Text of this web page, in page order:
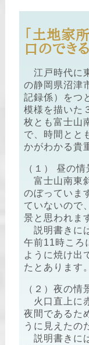
「土地家
口のでき
江戸時代に
の静岡県沼津
記録係）をつ
模様を描いた
枚とも富士山
で、時間とと
かがわかる貴
（１） 昼の情
富士山南東
のぼっていま
ていないので
景と思われま
説明書きに
午前11時ころ
ように焼け出
たとあります。
（２）夜の情
火口直上に
夜間であるた
うに見えたの
説明書きに